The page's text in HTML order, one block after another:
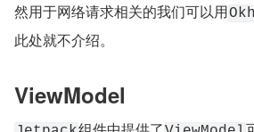
然用于网络请求相关的我们可以用
此处就不介绍。
ViewModel